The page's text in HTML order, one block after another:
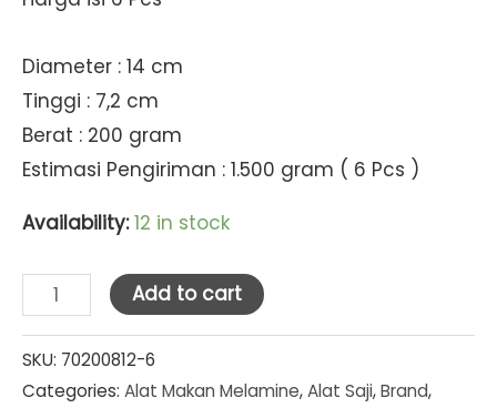
Diameter : 14 cm
Tinggi : 7,2 cm
Berat : 200 gram
Estimasi Pengiriman : 1.500 gram ( 6 Pcs )
Availability: 12 in stock
Golden
Dragon
Melamine
Black
Add to cart
SKU: 70200812-6
Categories: Alat Makan Melamine,Alat Saji,Brand,